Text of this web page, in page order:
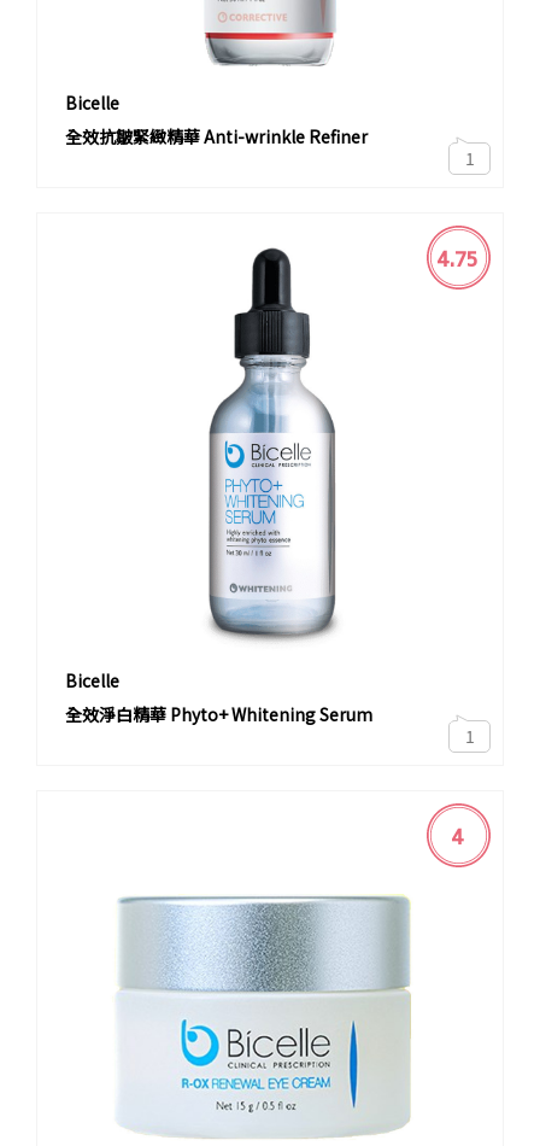
Bicelle
全效抗皺緊緻精華 Anti-wrinkle Refiner
1
Bicelle
全效淨白精華 Phyto+ Whitening Serum
4.75
1
4